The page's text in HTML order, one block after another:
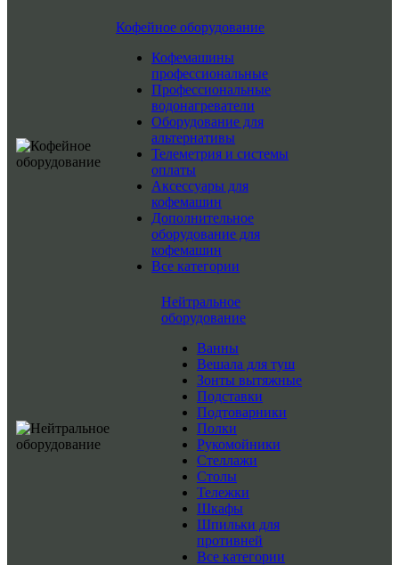
Кофейное оборудование
Кофемашины
профессиональные
Профессиональные
водонагреватели
Оборудование для
альтернативы
Телеметрия и системы
оплаты
Аксессуары для
кофемашин
Дополнительное
оборудование для
кофемашин
Все категории
Нейтральное
оборудование
Ванны
Вешала для туш
Зонты вытяжные
Подставки
Подтоварники
Полки
Рукомойники
Стеллажи
Столы
Тележки
Шкафы
Шпильки для
противней
Все категории